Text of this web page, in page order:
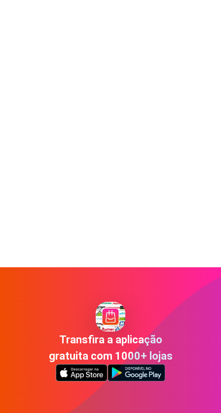
Transfira a aplicação
gratuita com 1000+ lojas